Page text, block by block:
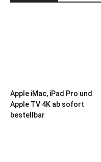
Apple iMac, iPad Pro und
Apple TV 4K ab sofort
bestellbar